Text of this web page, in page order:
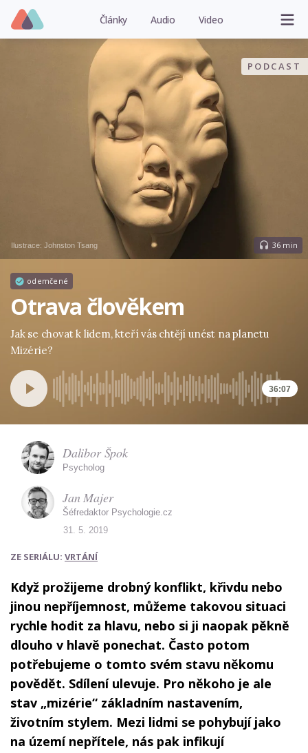
Články Audio Video
Ilustrace: Johnston Tsang
PODCAST
36 min
odemčené
Otrava člověkem
Jak se chovat k lidem, kteří vás chtějí unést na planetu
Mizérie?
36:07
ZE SERIÁLU: VRTÁNÍ
Když prožijeme drobný konflikt, křivdu nebo
jinou nepříjemnost, můžeme takovou situaci
rychle hodit za hlavu, nebo si ji naopak pěkně
dlouho v hlavě ponechat. Často potom
potřebujeme o tomto svém stavu někomu
povědět. Sdílení ulevuje. Pro někoho je ale
stav „mizérie“ základním nastavením,
životním stylem. Mezi lidmi se pohybují jako
na území nepřítele, nás pak infikují
Dalibor Špok
Psycholog
Jan Majer
Šéfredaktor Psychologie.cz
31. 5. 2019